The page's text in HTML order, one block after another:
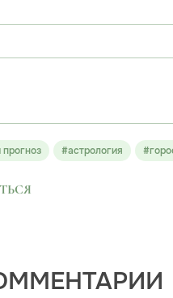
#астрология